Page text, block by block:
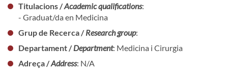
Titulacions /Academic qualifications:
- Graduat/da en Medicina
Grup de Recerca /Research group:
Departament /Department: Medicina i Cirurgia
Adreça /Address: N/A